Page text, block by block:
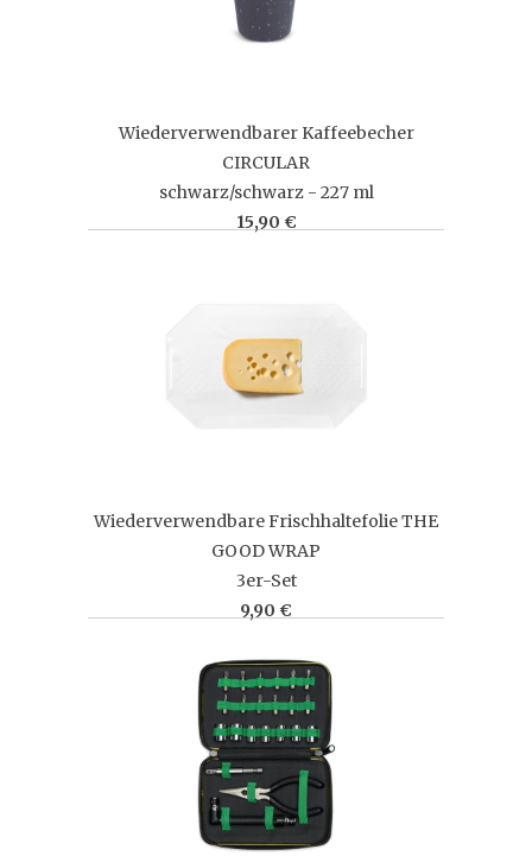
Wiederverwendbarer Kaffeebecher
CIRCULAR
schwarz/schwarz - 227 ml
15,90 €
Wiederverwendbare Frischhaltefolie THE
GOOD WRAP
3er-Set
9,90 €